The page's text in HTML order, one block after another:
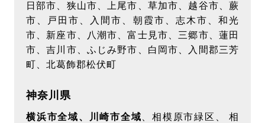
日部市、狭山市、上尾市、草加市、越谷市、蕨
市、戸田市、入間市、朝霞市、志木市、和光
市、新座市、八潮市、富士見市、三郷市、蓮田
市、吉川市、ふじみ野市、白岡市、入間郡三芳
町、北葛飾郡松伏町
神奈川県
横浜市全域、川崎市全域 、相模原市緑区、 相